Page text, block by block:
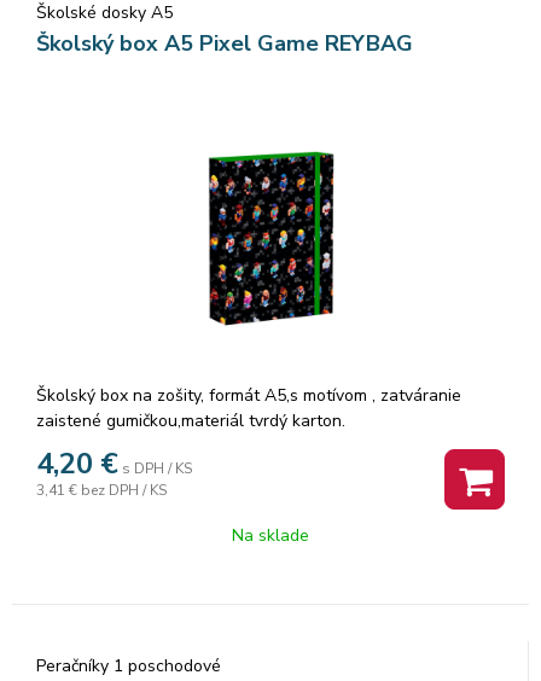
Školské dosky A5
Školský box A5 Pixel Game REYBAG
Školský box na zošity, formát A5,s motívom , zatváranie
zaistené gumičkou,materiál tvrdý karton.
4,20 € s DPH / KS
3,41 € bez DPH / KS
Na sklade
Peračníky 1 poschodové